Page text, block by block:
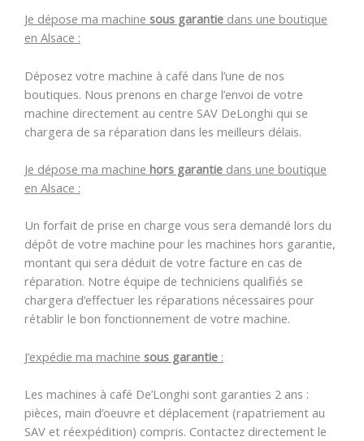
Je dépose ma machine sous garantie dans une boutique
en Alsace :
Déposez votre machine à café dans l’une de nos
boutiques. Nous prenons en charge l’envoi de votre
machine directement au centre SAV DeLonghi qui se
chargera de sa réparation dans les meilleurs délais.
Je dépose ma machine hors garantie dans une boutique
en Alsace :
Un forfait de prise en charge vous sera demandé lors du
dépôt de votre machine pour les machines hors garantie,
montant qui sera déduit de votre facture en cas de
réparation. Notre équipe de techniciens qualifiés se
chargera d’effectuer les réparations nécessaires pour
rétablir le bon fonctionnement de votre machine.
J’expédie ma machine sous garantie :
Les machines à café De’Longhi sont garanties 2 ans :
pièces, main d’oeuvre et déplacement (rapatriement au
SAV et réexpédition) compris. Contactez directement le